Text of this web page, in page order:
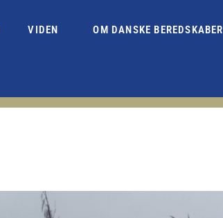
VIDEN OM DANSKE BEREDSKABER